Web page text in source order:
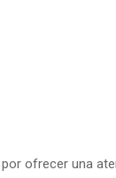
ofrecer una